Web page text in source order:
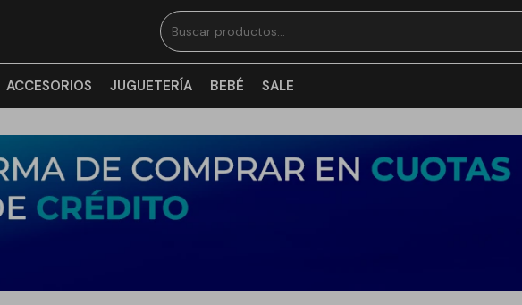
ACCESORIOS JUGUETERÍA BEBÉ SALE